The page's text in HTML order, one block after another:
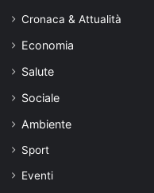
Cronaca & Attualità
Economia
Salute
Sociale
Ambiente
Sport
Eventi